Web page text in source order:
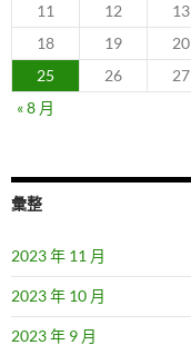
11
12 13
18
19 20
25
26 27
« 8 月
彙整
2023 年 11 月
2023 年 10 月
2023 年 9 月